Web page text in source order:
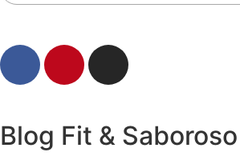
Blog Fit & Saboroso